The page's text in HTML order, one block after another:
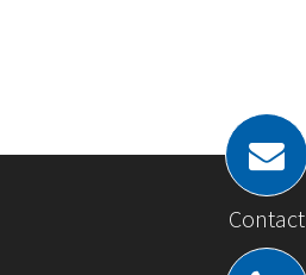
Contact